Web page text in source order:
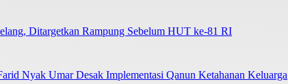
Ditargetkan Rampung Sebelum HUT ke-81 RI
Nyak Umar Desak Implementasi Qanun Ketahanan Keluarga